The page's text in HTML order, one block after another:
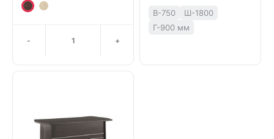
- +
В-750
Ш-1800
Г-900 мм